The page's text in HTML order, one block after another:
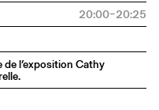
20:00–20:25
l’exposition Cathy